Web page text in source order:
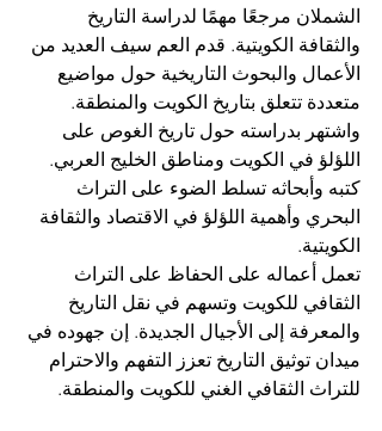
الشملان مرجعًا مهمًا لدراسة التاريخ
والثقافة الكويتية. قدم العم سيف العديد من
الأعمال والبحوث التاريخية حول مواضيع
متعددة تتعلق بتاريخ الكويت والمنطقة.
واشتهر بدراسته حول تاريخ الغوص على
اللؤلؤ في الكويت ومناطق الخليج العربي.
كتبه وأبحاثه تسلط الضوء على التراث
البحري وأهمية اللؤلؤ في الاقتصاد والثقافة
الكويتية.
تعمل أعماله على الحفاظ على التراث
الثقافي للكويت وتسهم في نقل التاريخ
والمعرفة إلى الأجيال الجديدة. إن جهوده في
ميدان توثيق التاريخ تعزز التفهم والاحترام
للتراث الثقافي الغني للكويت والمنطقة.